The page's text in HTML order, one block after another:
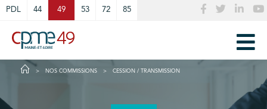
PDL 44 49 53 72 85
NOS COMMISSIONS CESSION / TRANSMISSION
Cookies management panel